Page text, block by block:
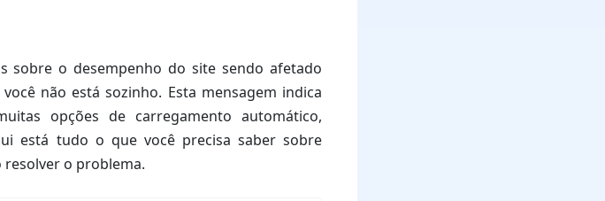
sobre o desempenho do site sendo afetado
não está sozinho. Esta mensagem indica
opções de carregamento automático,
está tudo o que você precisa saber sobre
o problema.